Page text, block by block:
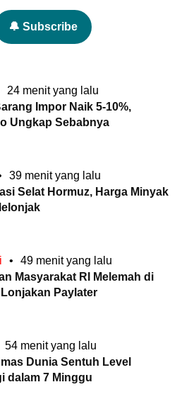
🔔 Subscribe
24 menit yang lalu
Impor Naik 5-10%,
Ungkap Sebabnya
39 menit yang lalu
Selat Hormuz, Harga Minyak
•
49 menit yang lalu
Masyarakat RI Melemah di
Paylater
54 menit yang lalu
Dunia Sentuh Level
dalam 7 Minggu